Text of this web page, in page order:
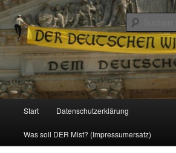
Reizzentrum
Politik, Wirtschaft, Soziales und Gesellschaft
Zum
Inhalt
Zum
sekundären
Start Datenschutzerklärung
Was soll DER Mist? (Impressumersatz)